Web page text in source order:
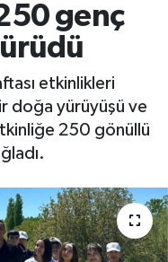
genç
etkinlikleri
doğa yürüyüşü ve
250 gönüllü
ve Fikstür